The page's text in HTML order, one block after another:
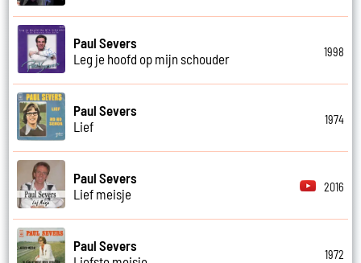
Paul Severs
Leg je hoofd op mijn schouder
1998
Paul Severs
Lief
1974
Paul Severs
Lief meisje
2016
Paul Severs
1972